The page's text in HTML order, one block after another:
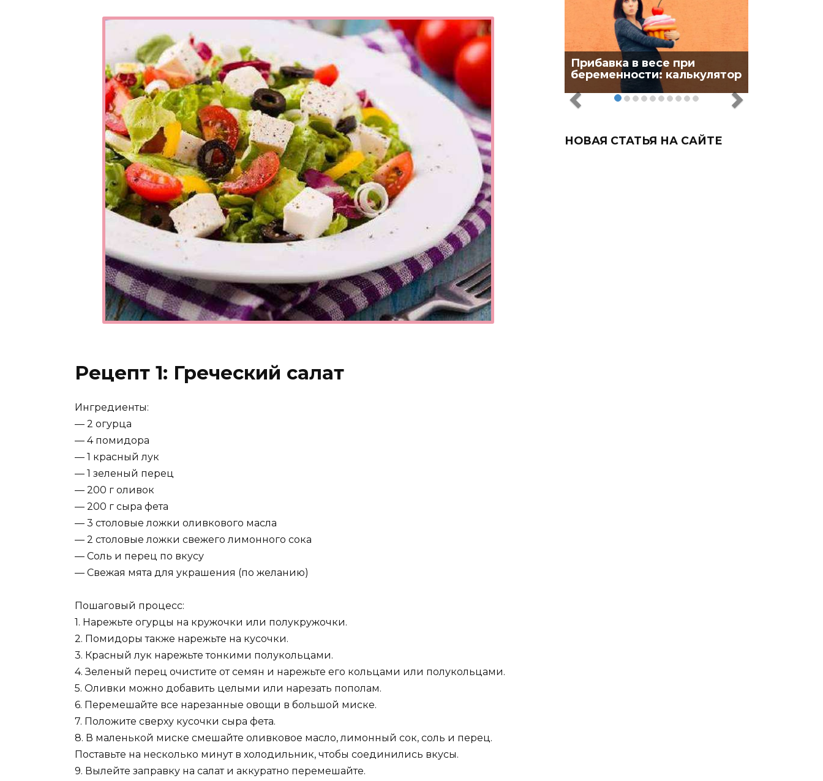
Рецепт 1: Греческий салат
Ингредиенты:
— 2 огурца
— 4 помидора
— 1 красный лук
— 1 зеленый перец
— 200 г оливок
— 200 г сыра фета
— 3 столовые ложки оливкового масла
— 2 столовые ложки свежего лимонного сока
— Соль и перец по вкусу
— Свежая мята для украшения (по желанию)
Пошаговый процесс:
1. Нарежьте огурцы на кружочки или полукружочки.
2. Помидоры также нарежьте на кусочки.
3. Красный лук нарежьте тонкими полукольцами.
4. Зеленый перец очистите от семян и нарежьте его кольцами или полукольцами.
5. Оливки можно добавить целыми или нарезать пополам.
6. Перемешайте все нарезанные овощи в большой миске.
7. Положите сверху кусочки сыра фета.
8. В маленькой миске смешайте оливковое масло, лимонный сок, соль и перец.
Поставьте на несколько минут в холодильник, чтобы соединились вкусы.
9. Вылейте заправку на салат и аккуратно перемешайте.
Прибавка в весе при
беременности: калькулятор
НОВАЯ СТАТЬЯ НА САЙТЕ